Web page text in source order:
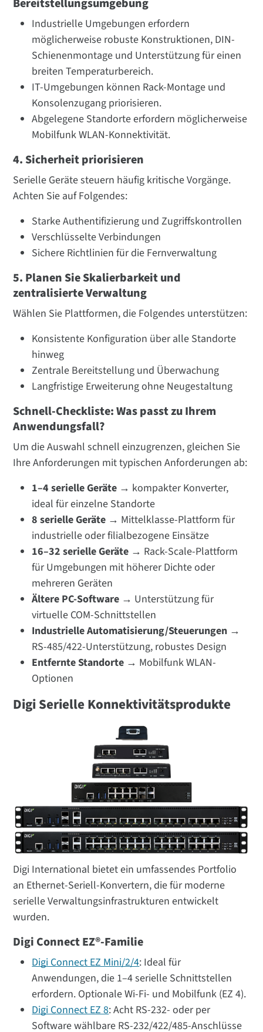
Bereitstellungsumgebung
Industrielle Umgebungen erfordern
möglicherweise robuste Konstruktionen, DIN-
Schienenmontage und Unterstützung für einen
breiten Temperaturbereich.
IT-Umgebungen können Rack-Montage und
Konsolenzugang priorisieren.
Abgelegene Standorte erfordern möglicherweise
Mobilfunk WLAN-Konnektivität.
4. Sicherheit priorisieren
Serielle Geräte steuern häufig kritische Vorgänge.
Achten Sie auf Folgendes:
Starke Authentifizierung und Zugriffskontrollen
Verschlüsselte Verbindungen
Sichere Richtlinien für die Fernverwaltung
5. Planen Sie Skalierbarkeit und
zentralisierte Verwaltung
Wählen Sie Plattformen, die Folgendes unterstützen:
Konsistente Konfiguration über alle Standorte
hinweg
Zentrale Bereitstellung und Überwachung
Langfristige Erweiterung ohne Neugestaltung
Schnell-Checkliste: Was passt zu Ihrem
Anwendungsfall?
Um die Auswahl schnell einzugrenzen, gleichen Sie
Ihre Anforderungen mit typischen Anforderungen ab:
1–4 serielle Geräte → kompakter Konverter,
ideal für einzelne Standorte
8 serielle Geräte → Mittelklasse-Plattform für
industrielle oder filialbezogene Einsätze
16–32 serielle Geräte → Rack-Scale-Plattform
für Umgebungen mit höherer Dichte oder
mehreren Geräten
Ältere PC-Software → Unterstützung für
virtuelle COM-Schnittstellen
Industrielle Automatisierung/Steuerungen →
RS-485/422-Unterstützung, robustes Design
Entfernte Standorte → Mobilfunk WLAN-
Optionen
Digi Serielle Konnektivitätsprodukte
Digi International bietet ein umfassendes Portfolio
an Ethernet-Seriell-Konvertern, die für moderne
serielle Verwaltungsinfrastrukturen entwickelt
wurden.
Digi Connect EZ®-Familie
Digi Connect EZ Mini/2/4: Ideal für
Anwendungen, die 1–4 serielle Schnittstellen
erfordern. Optionale Wi-Fi- und Mobilfunk (EZ 4).
Digi Connect EZ 8: Acht RS-232- oder per
Software wählbare RS-232/422/485-Anschlüsse